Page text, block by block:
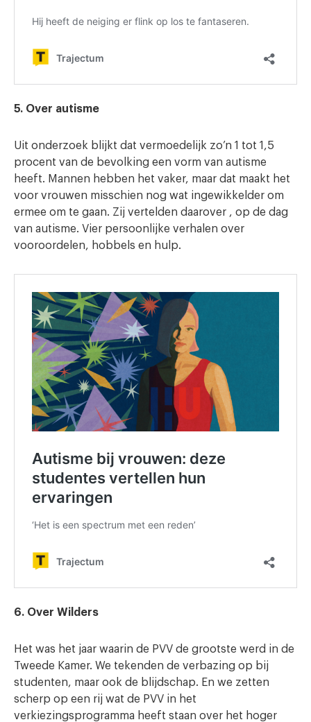
5. Over autisme
Uit onderzoek blijkt dat vermoedelijk zo’n 1 tot 1,5
procent van de bevolking een vorm van autisme
heeft. Mannen hebben het vaker, maar dat maakt het
voor vrouwen misschien nog wat ingewikkelder om
ermee om te gaan. Zij vertelden daarover , op de dag
van autisme. Vier persoonlijke verhalen over
vooroordelen, hobbels en hulp.
6. Over Wilders
Het was het jaar waarin de PVV de grootste werd in de
Tweede Kamer. We tekenden de verbazing op bij
studenten, maar ook de blijdschap. En we zetten
scherp op een rij wat de PVV in het
verkiezingsprogramma heeft staan over het hoger